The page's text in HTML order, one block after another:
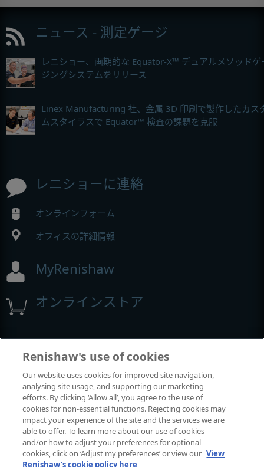
ニュース - 測定ゲージ
レニショー、画期的な Equator-X™ デュアルメソッドゲ
ジングシステムをリリース
Linex Manufacturing 社、金属 3D 印刷で製作したカス
ムスタイラスで Equator™ 検査の課題を克服
レニショーに連絡
オンラインフォーム
オフィスの詳細情報
MyRenishaw
オンラインストア
イベントとウェビナー
レニショーの出展イベント
Renishaw's use of cookies
Our website uses cookies for improved site navigation,
analysing site usage, and supporting our marketing
efforts. By clicking ‘Allow all’, you agree to the use of
cookies for non-essential functions. Rejecting cookies may
impact your experience of the site and the services we are
able to offer. To learn more about our use of cookies
and/or how to adjust your preferences for optional
cookies, click on ‘Adjust my preferences’ or view our View
Renishaw's cookie policy here